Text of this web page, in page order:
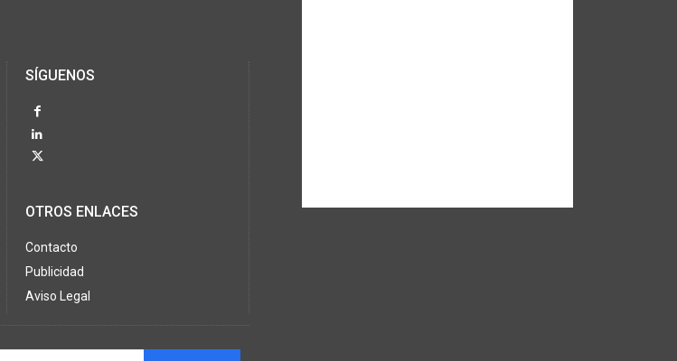
SÍGUENOS
OTROS ENLACES
Contacto
Publicidad
Aviso Legal